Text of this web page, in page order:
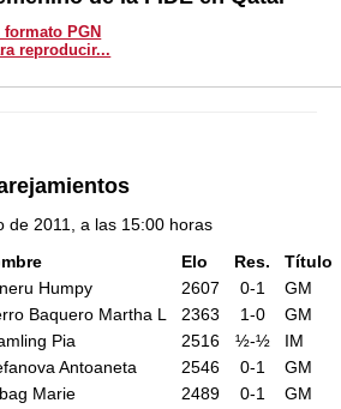
PGN
reproducir...
de 2011, a las 15:00 horas
Elo Res.
Título
Humpy 2607 0-1
GM
Baquero Martha L 2363 1-0
GM
Pia 2516 ½-½
IM
Antoaneta 2546 0-1
GM
Marie 2489 0-1
GM